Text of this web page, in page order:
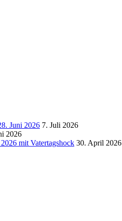
Juni 2026 7. Juli 2026
2026
mit Vatertagshock 30. April 2026